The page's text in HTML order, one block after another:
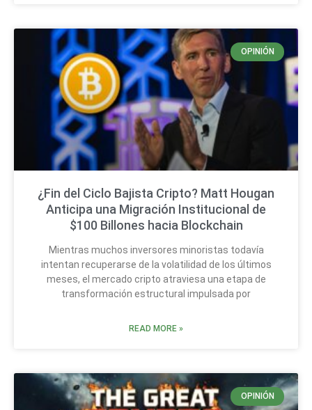
OPINIÓN
¿Fin del Ciclo Bajista Cripto? Matt Hougan
Anticipa una Migración Institucional de
$100 Billones hacia Blockchain
Mientras muchos inversores minoristas todavía
intentan recuperarse de la volatilidad de los últimos
meses, el mercado cripto atraviesa una etapa de
transformación estructural impulsada por
READ MORE »
OPINIÓN